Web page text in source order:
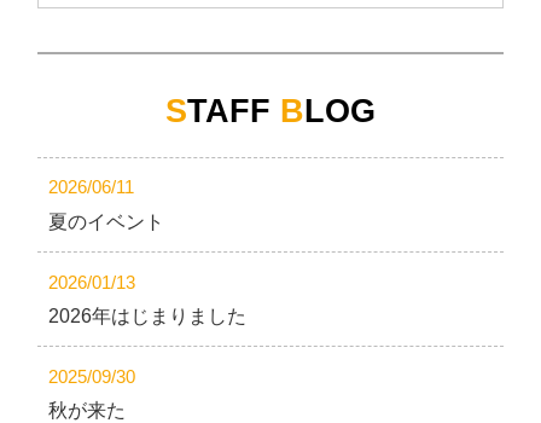
STAFF BLOG
2026/06/11
夏のイベント
2026/01/13
2026年はじまりました
2025/09/30
秋が来た